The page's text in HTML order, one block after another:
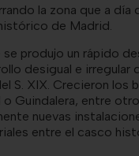
la zona que a día
de Madrid.
produjo un rápido
desigual e irregular
S. XIX. Crecieron los
o Guindalera, entre
nuevas
entre el casco